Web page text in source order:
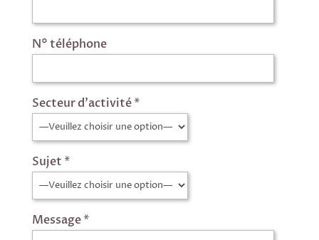
N° téléphone
Secteur d'activité *
Sujet *
Message *